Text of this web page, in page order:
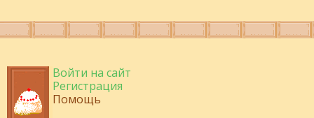
Войти на сайт
Регистрация
Помощь